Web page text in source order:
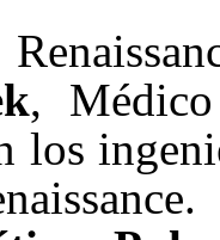
,
los